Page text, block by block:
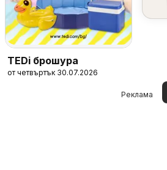
TEDi брошура
от четвъртък 30.07.2026
Реклама